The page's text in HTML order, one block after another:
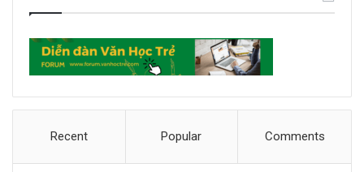
Recent Popular Comments